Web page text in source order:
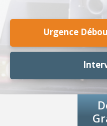
Urgence